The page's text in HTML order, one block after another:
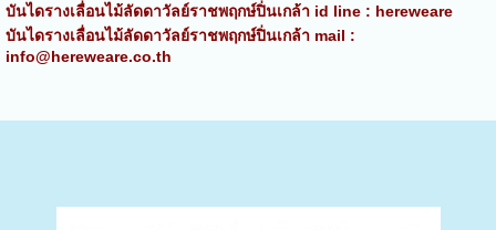
บันไดรางเลื่อนไม้ลัดดาวัลย์ราชพฤกษ์ปิ่นเกล้า id line : hereweare
บันไดรางเลื่อนไม้ลัดดาวัลย์ราชพฤกษ์ปิ่นเกล้า mail :
info@hereweare.co.th